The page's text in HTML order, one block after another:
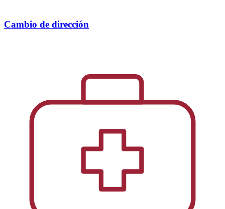
Cambio de dirección